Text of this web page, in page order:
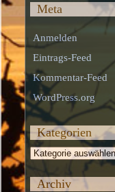
Meta
Anmelden
Eintrags-Feed
Kommentar-Feed
WordPress.org
Kategorien
Kategorien
Archiv